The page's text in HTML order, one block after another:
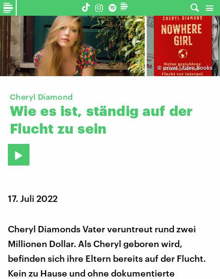
©privat | Eden Books
Cheryl Diamond
Wie es ist, ständig auf der
Flucht zu sein
17. Juli 2022
Cheryl Diamonds Vater veruntreut rund zwei
Millionen Dollar. Als Cheryl geboren wird,
befinden sich ihre Eltern bereits auf der Flucht.
Kein zu Hause und ohne dokumentierte